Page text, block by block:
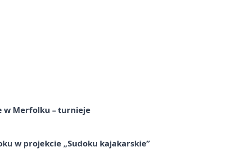
w Merfolku – turnieje
w projekcie „Sudoku kajakarskie”